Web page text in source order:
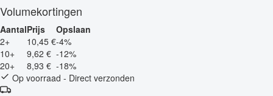
Volumekortingen
AantalPrijs
Opslaan
2+
10,45 €-4%
10+
9,62 € -12%
20+
8,93 € -18%
Op voorraad - Direct verzonden